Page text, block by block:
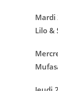
Mardi
Lilo &